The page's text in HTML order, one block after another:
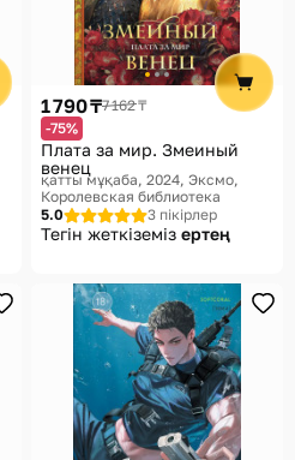
1 790 ₸7 162 ₸
-75%
Плата за мир. Змеиный
венец
қатты мұқаба, 2024 Эксмо,
Королевская библиотека
5.0
3 пікірлер
Тегін жеткіземіз ертең